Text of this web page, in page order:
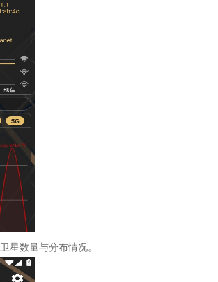
星数量与分布情况。